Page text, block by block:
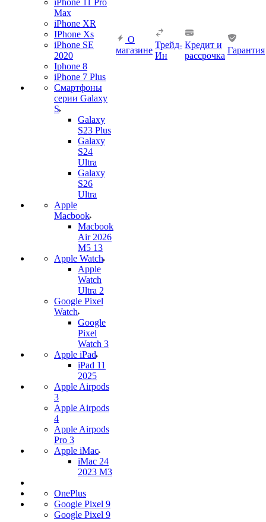
iPhone 11 Pro
Max
iPhone XR
IPhone Xs
iPhone SE
2020
Iphone 8
iPhone 7 Plus
Смартфоны
серии Galaxy
S
Galaxy
S23 Plus
Galaxy
S24
Ultra
Galaxy
S26
Ultra
Apple
Macbook
Macbook
Air 2026
M5 13
Apple Watch
Apple
Watch
Ultra 2
Google Pixel
Watch
Google
Pixel
Watch 3
Apple iPad
iPad 11
2025
Apple Airpods
3
Apple Airpods
4
Apple Airpods
Pro 3
Apple iMac
iMac 24
2023 M3
OnePlus
Google Pixel 9
Google Pixel 9
О
магазине
Трейд-
Ин
Кредит и
рассрочка
Гарантия